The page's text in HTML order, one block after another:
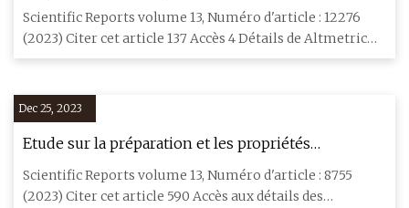
de la cristallisation de ZrO2 en solution aqueuse
Scientific Reports volume 13, Numéro d'article : 12276
(2023) Citer cet article 137 Accès 4 Détails de Altmetric
Metric
Dec 25, 2023
Etude sur la préparation et les propriétés
mécaniques des céramiques violettes
Scientific Reports volume 13, Numéro d'article : 8755
(2023) Citer cet article 590 Accès aux détails des